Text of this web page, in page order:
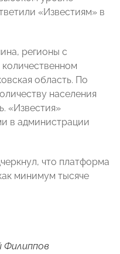
«Известиям» в
регионы с
область. По
населения
«Известия»
в администрации
что платформа
минимум тысяче